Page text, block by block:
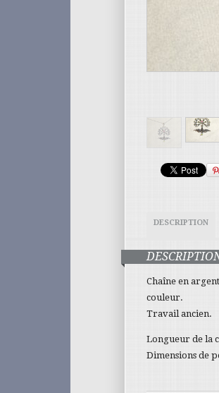
DESCRIPTION
Chaîne en
couleur.
Travail ancien.
Longueur de la
Dimensions de